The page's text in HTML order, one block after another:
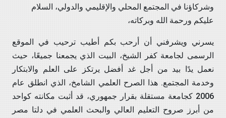
وشركاؤنا في المجتمع المحلي والإقليمي والدولي، السلام
عليكم ورحمة الله وبركاته،
يسرني ويشرفني أن أرحب بكم أطيب ترحيب في الموقع
الرسمى لجامعة كفر الشيخ، البيت الذي يجمعنا جميعًا، حيث
نعمل يدًا بيد من أجل غد أفضل يرتكز على العلم والابتكار
وخدمة المجتمع. هذا الصرح العلمي الشامخ، الذي انطلق عام
2006 كجامعة مستقلة بقرار جمهوري، قد أثبت مكانته كواحد
من أبرز صروح التعليم العالي والبحث العلمي في دلتا مصر